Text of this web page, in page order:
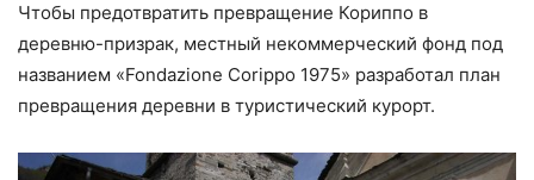
Чтобы предотвратить превращение Кориппо в
деревню-призрак, местный некоммерческий фонд под
названием «Fondazione Corippo 1975» разработал план
превращения деревни в туристический курорт.